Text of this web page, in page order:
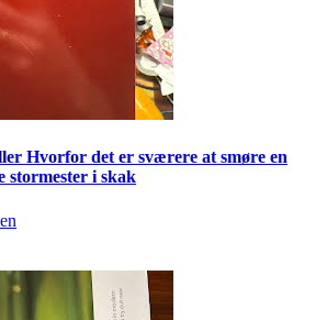
Hvorfor det er sværere at smøre en
stormester i skak